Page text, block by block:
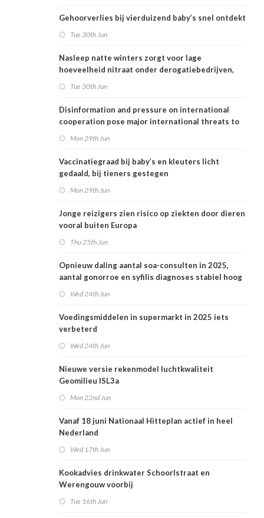
Gehoorverlies bij vierduizend baby’s snel ontdekt
Tue 30th Jun
Nasleep natte winters zorgt voor lage
hoeveelheid nitraat onder derogatiebedrijven,
Tue 30th Jun
Disinformation and pressure on international
cooperation pose major international threats to
Mon 29th Jun
Vaccinatiegraad bij baby’s en kleuters licht
gedaald, bij tieners gestegen
Mon 29th Jun
Jonge reizigers zien risico op ziekten door dieren
vooral buiten Europa
Thu 25th Jun
Opnieuw daling aantal soa-consulten in 2025,
aantal gonorroe en syfilis diagnoses stabiel hoog
Wed 24th Jun
Voedingsmiddelen in supermarkt in 2025 iets
verbeterd
Wed 24th Jun
Nieuwe versie rekenmodel luchtkwaliteit
Geomilieu ISL3a
Mon 22nd Jun
Vanaf 18 juni Nationaal Hitteplan actief in heel
Nederland
Wed 17th Jun
Kookadvies drinkwater Schoorlstraat en
Werengouw voorbij
Tue 16th Jun